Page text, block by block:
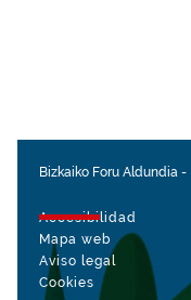
Bizkaiko Foru Aldundia -
Accesibilidad
Mapa web
Aviso legal
Cookies